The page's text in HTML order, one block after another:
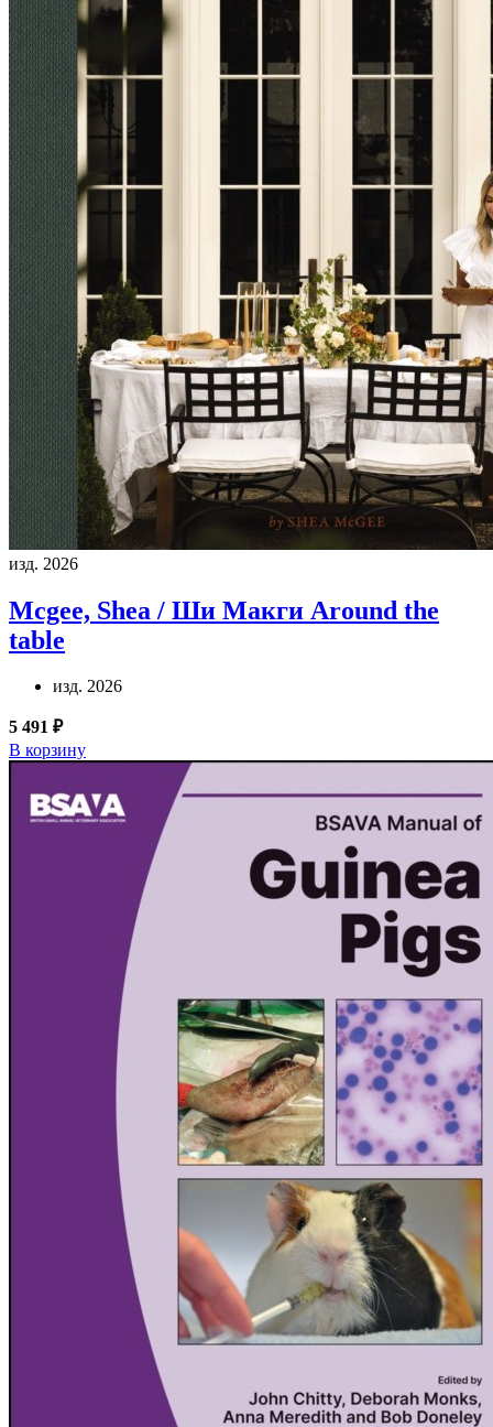
изд. 2026
Mcgee, Shea / Ши Макги Around the
table
изд. 2026
5 491 ₽
В корзину